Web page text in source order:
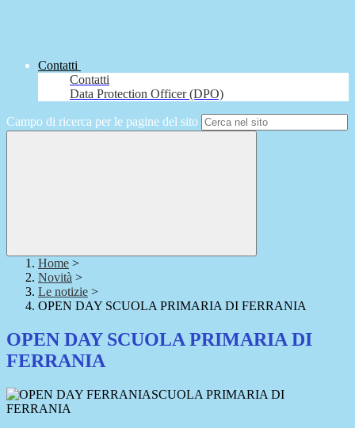
Contatti
Contatti
Data Protection Officer (DPO)
Campo di ricerca per le pagine del sito
Home >
Novità >
Le notizie >
OPEN DAY SCUOLA PRIMARIA DI FERRANIA
OPEN DAY SCUOLA PRIMARIA DI
FERRANIA
SCUOLA PRIMARIA DI
FERRANIA